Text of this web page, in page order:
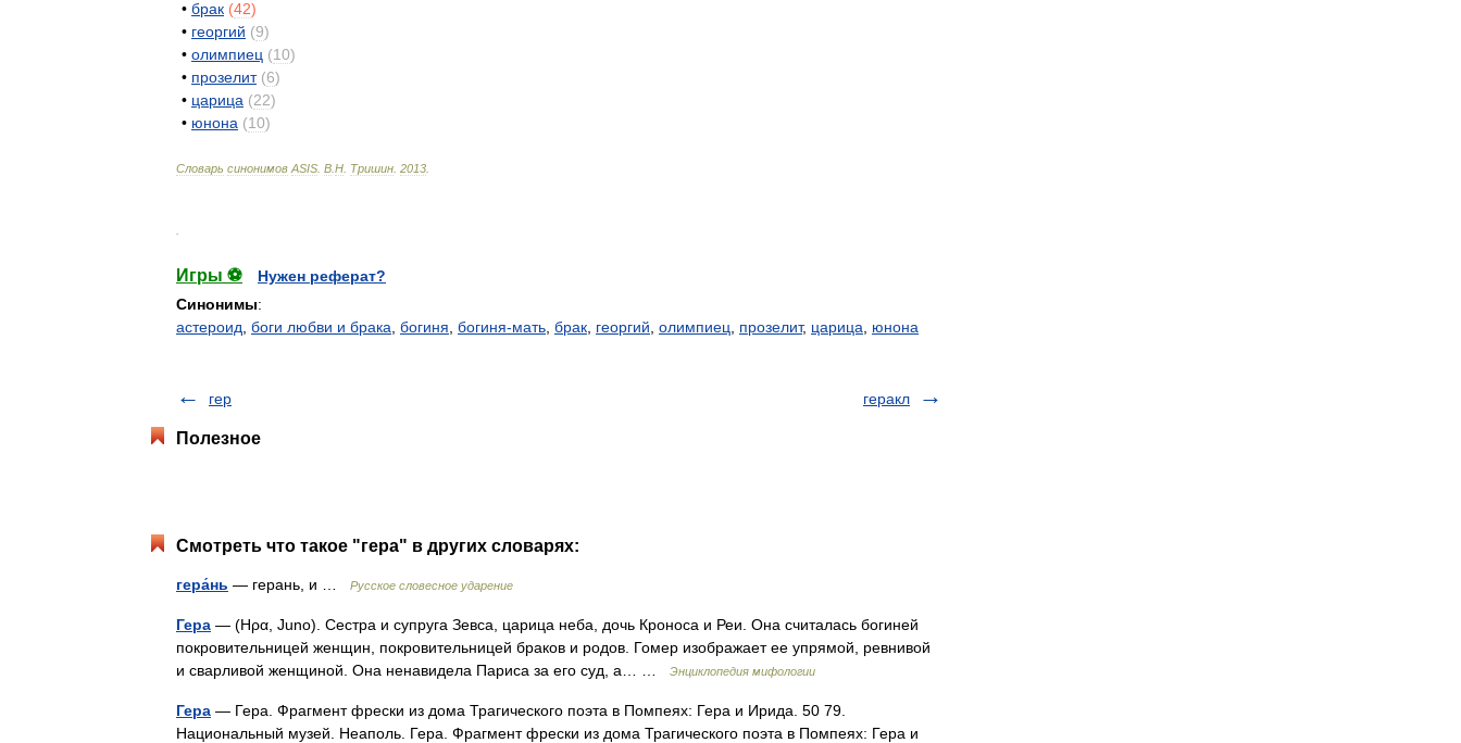
• брак (42)
• георгий (9)
• олимпиец (10)
• прозелит (6)
• царица (22)
• юнона (10)
Словарь синонимов ASIS В Н Тришин 2013
Игры ⚽
Нужен реферат?
Синонимы:
астероид боги любви и брака богиня богиня-мать брак георгий олимпиец прозелит, царица юнона
гер геракл
Полезное
Смотреть что такое "гера" в других словарях:
гера́нь — герань, и … Русское словесное ударение
Гера — (Ηρα, Juno). Сестра и супруга Зевса, царица неба, дочь Кроноса и Реи. Она считалась богиней
покровительницей женщин, покровительницей браков и родов. Гомер изображает ее упрямой, ревнивой
и сварливой женщиной. Она ненавидела Париса за его суд, а… …
Энциклопедия мифологии
Гера — Гера. Фрагмент фрески из дома Трагического поэта в Помпеях: Гера и Ирида. 50 79.
Национальный музей. Неаполь. Гера. Фрагмент фрески из дома Трагического поэта в Помпеях: Гера и